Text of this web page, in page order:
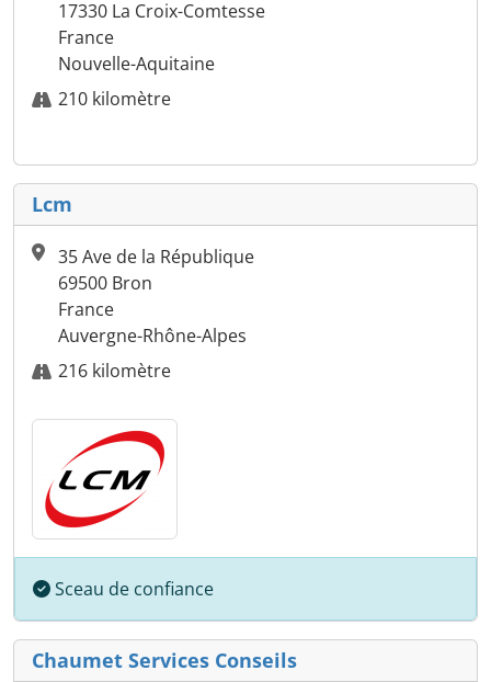
17330 La Croix-Comtesse
France
Nouvelle-Aquitaine
210 kilomètre
Lcm
35 Ave de la République
69500 Bron
France
Auvergne-Rhône-Alpes
216 kilomètre
Sceau de confiance
Chaumet Services Conseils